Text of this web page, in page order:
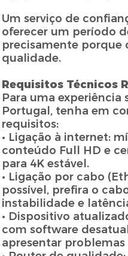
Um serviço de
oferecer um período
precisamente porque
qualidade.
Requisitos Técnicos
Para uma experiência
Portugal, tenha em
requisitos:
• Ligação à internet:
conteúdo Full HD e
para 4K estável.
• Ligação por cabo
possível, prefira o
instabilidade e
• Dispositivo
com software
apresentar